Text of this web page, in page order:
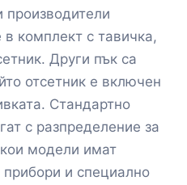
производители
комплект с тавичка,
Други пък са
отсетник е включен
Стандартно
с разпределение за
модели имат
прибори и специално